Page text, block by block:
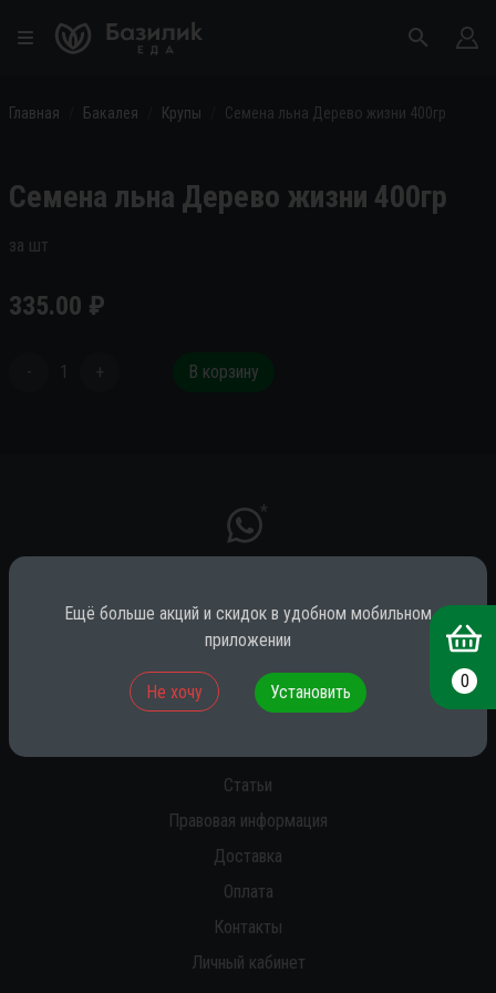
Главная Бакалея Крупы Семена льна Дерево жизни 400гр
Семена льна Дерево жизни 400гр
за шт
335.00 ₽
- 1 + В корзину
*
* принадлежит компании Meta (признана экстремистской на территории
РФ)
О нас
Статьи
Правовая информация
Доставка
Оплата
Контакты
Личный кабинет
0
Ещё больше акций и скидок в удобном мобильном
приложении
Не хочу Установить